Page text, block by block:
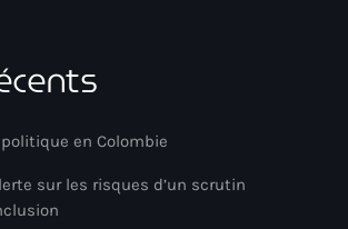
en Colombie
sur les risques d’un scrutin